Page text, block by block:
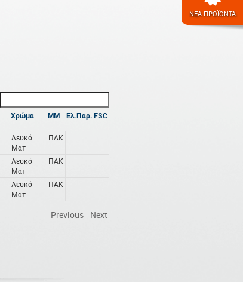
ΝΕΑ ΠΡΟΪΟΝΤΑ
Χρώμα ΜΜ Ελ.Παρ.FSC
Λευκό
Ματ
ΠΑΚ
Λευκό
Ματ
ΠΑΚ
Λευκό
Ματ
ΠΑΚ
Previous Next